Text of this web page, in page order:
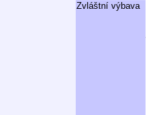
Zvláštní výbava